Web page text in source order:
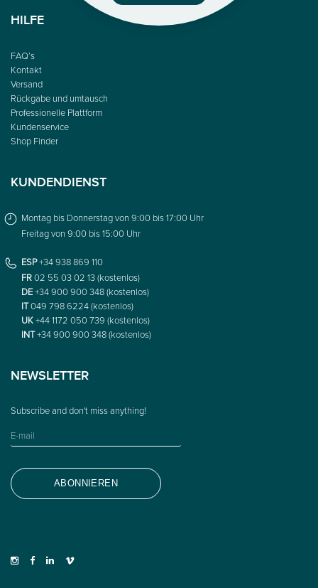
HILFE
FAQ’s
Kontakt
Versand
Rückgabe und umtausch
Professionelle Plattform
Kundenservice
Shop Finder
KUNDENDIENST
Montag bis Donnerstag von 9:00 bis 17:00 Uhr
Freitag von 9:00 bis 15:00 Uhr
ESP+34 938 869 110
FR02 55 03 02 13 (kostenlos)
DE+34 900 900 348 (kostenlos)
IT049 798 6224 (kostenlos)
UK+44 1172 050 739 (kostenlos)
INT+34 900 900 348 (kostenlos)
NEWSLETTER